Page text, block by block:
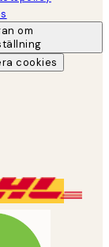
om
cookies